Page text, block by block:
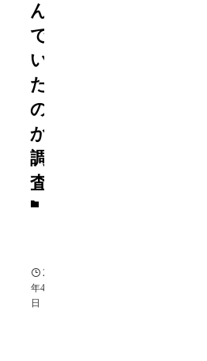
ん
で
い
た
の
か
調
査
2021
年4月7
日